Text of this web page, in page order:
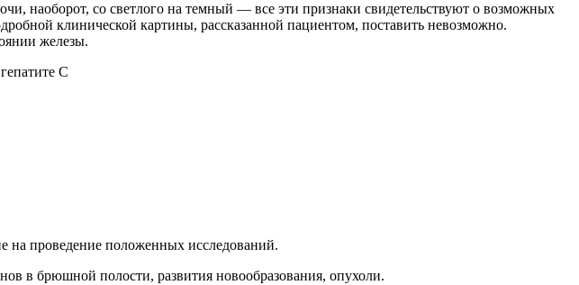
наоборот, со светлого на темный — все эти признаки свидетельствуют о возможных
клинической картины, рассказанной пациентом, поставить невозможно.
железы.
на проведение положенных исследований.
в брюшной полости, развития новообразования, опухоли.